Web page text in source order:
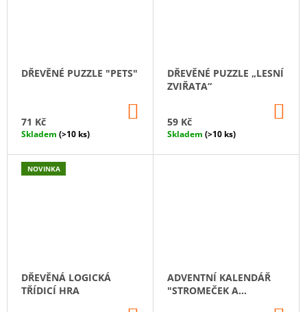
DŘEVĚNÉ PUZZLE "PETS"
71 Kč KOŠÍKU
Skladem (>10 ks)
DŘEVĚNÉ PUZZLE „LESNÍ
ZVIŘATA“
59 Kč
Skladem (>10 ks)
NOVINKA
DŘEVĚNÁ LOGICKÁ
TŘÍDICÍ HRA
ADVENTNÍ KALENDÁŘ
"STROMEČEK A